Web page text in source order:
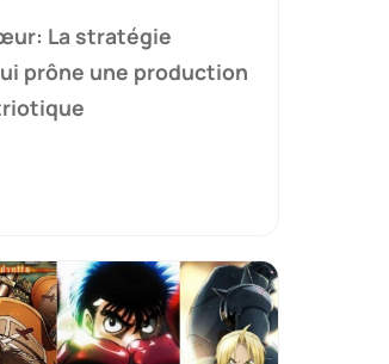
La stratégie
prône une production